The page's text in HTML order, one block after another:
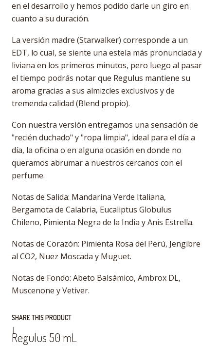
en el desarrollo y hemos podido darle un giro en
cuanto a su duración.
La versión madre (Starwalker) corresponde a un
EDT, lo cual, se siente una estela más pronunciada y
liviana en los primeros minutos, pero luego al pasar
el tiempo podrás notar que Regulus mantiene su
aroma gracias a sus almizcles exclusivos y de
tremenda calidad (Blend propio).
Con nuestra versión entregamos una sensación de
"recién duchado" y "ropa limpia", ideal para el día a
día, la oficina o en alguna ocasión en donde no
queramos abrumar a nuestros cercanos con el
perfume.
Notas de Salida: Mandarina Verde Italiana,
Bergamota de Calabria, Eucaliptus Globulus
Chileno, Pimienta Negra de la India y Anis Estrella.
Notas de Corazón: Pimienta Rosa del Perú, Jengibre
al CO2, Nuez Moscada y Muguet.
Notas de Fondo: Abeto Balsámico, Ambrox DL,
Muscenone y Vetiver.
SHARE THIS PRODUCT
|
Regulus 50 mL